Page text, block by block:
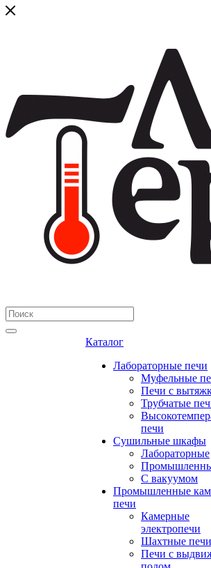
Каталог
Лабораторные печи
Муфельные
Печи с
Трубчатые
печи
Сушильные шкафы
Лабораторные
С вакуумом
Промышленные
печи
Камерные
электропечи
Шахтные печи
Печи с